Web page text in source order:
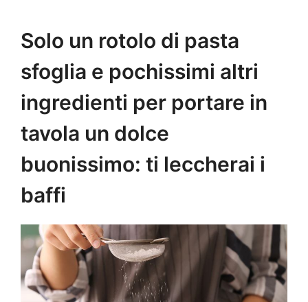
Solo un rotolo di pasta
sfoglia e pochissimi altri
ingredienti per portare in
tavola un dolce
buonissimo: ti leccherai i
baffi